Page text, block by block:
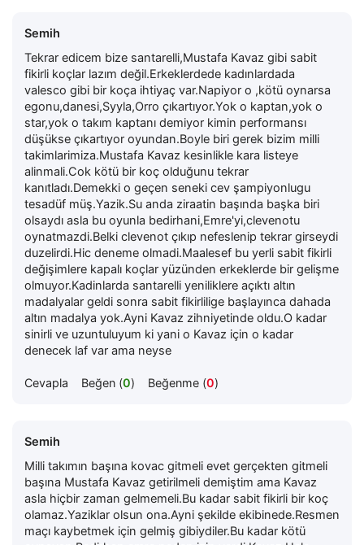
Semih
Tekrar edicem bize santarelli,Mustafa Kavaz gibi sabit
fikirli koçlar lazım değil.Erkeklerdede kadınlardada
valesco gibi bir koça ihtiyaç var.Napiyor o ,kötü oynarsa
egonu,danesi,Syyla,Orro çıkartıyor.Yok o kaptan,yok o
star,yok o takım kaptanı demiyor kimin performansı
düşükse çıkartıyor oyundan.Boyle biri gerek bizim milli
takimlarimiza.Mustafa Kavaz kesinlikle kara listeye
alinmali.Cok kötü bir koç olduğunu tekrar
kanıtladı.Demekki o geçen seneki cev şampiyonlugu
tesadüf müş.Yazik.Su anda ziraatin başında başka biri
olsaydı asla bu oyunla bedirhani,Emre'yi,clevenotu
oynatmazdi.Belki clevenot çıkıp nefeslenip tekrar girseydi
duzelirdi.Hic deneme olmadi.Maalesef bu yerli sabit fikirli
değişimlere kapalı koçlar yüzünden erkeklerde bir gelişme
olmuyor.Kadinlarda santarelli yeniliklere açıktı altın
madalyalar geldi sonra sabit fikirlilige başlayınca dahada
altın madalya yok.Ayni Kavaz zihniyetinde oldu.O kadar
sinirli ve uzuntuluyum ki yani o Kavaz için o kadar
denecek laf var ama neyse
Cevapla Beğen (0) Beğenme (0)
Semih
Milli takımın başına kovac gitmeli evet gerçekten gitmeli
başına Mustafa Kavaz getirilmeli demiştim ama Kavaz
asla hiçbir zaman gelmemeli.Bu kadar sabit fikirli bir koç
olamaz.Yaziklar olsun ona.Ayni şekilde ekibinede.Resmen
maçı kaybetmek için gelmiş gibiydiler.Bu kadar kötü